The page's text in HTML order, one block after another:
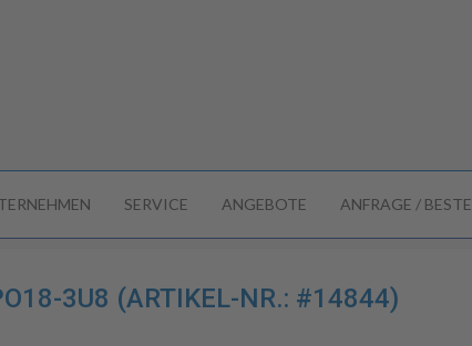
SERVICE ANGEBOTE ANFRAGE /
3U8 (ARTIKEL-NR.: #14844)